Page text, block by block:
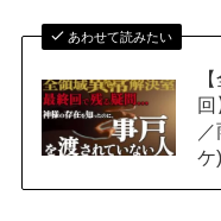
あわせて読みたい
回
ケ